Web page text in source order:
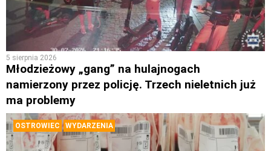
5 sierpnia 2026
Młodzieżowy „gang” na hulajnogach
namierzony przez policję. Trzech nieletnich już
ma problemy
OSTROWIEC WYDARZENIA